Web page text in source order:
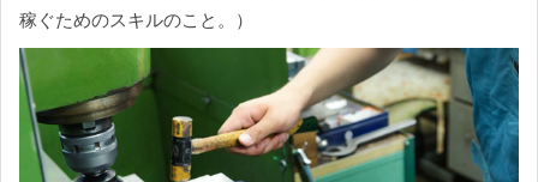
稼ぐためのスキルのこと。）